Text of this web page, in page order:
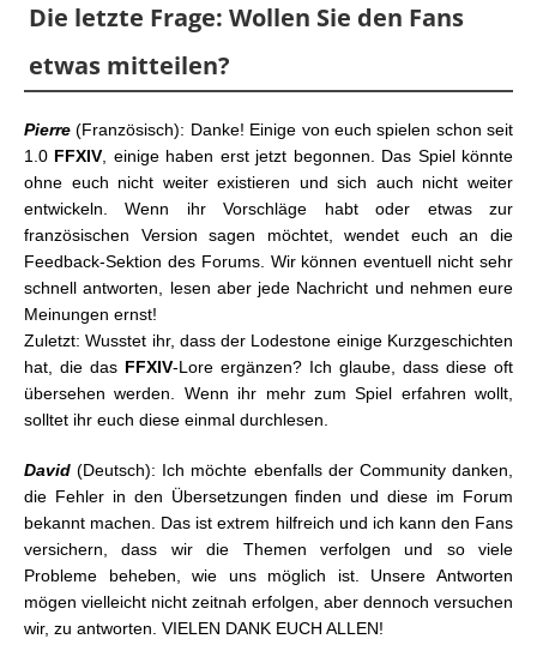
Die letzte Frage: Wollen Sie den Fans
etwas mitteilen?
Pierre(Französisch): Danke! Einige von euch spielen schon seit
1.0 FFXIV , einige haben erst jetzt begonnen. Das Spiel könnte
ohne euch nicht weiter existieren und sich auch nicht weiter
entwickeln. Wenn ihr Vorschläge habt oder etwas zur
französischen Version sagen möchtet, wendet euch an die
Feedback-Sektion des Forums. Wir können eventuell nicht sehr
schnell antworten, lesen aber jede Nachricht und nehmen eure
Meinungen ernst!
Zuletzt: Wusstet ihr, dass der Lodestone einige Kurzgeschichten
hat, die das FFXIV-Lore ergänzen? Ich glaube, dass diese oft
übersehen werden. Wenn ihr mehr zum Spiel erfahren wollt,
solltet ihr euch diese einmal durchlesen.
David (Deutsch): Ich möchte ebenfalls der Community danken,
die Fehler in den Übersetzungen finden und diese im Forum
bekannt machen. Das ist extrem hilfreich und ich kann den Fans
versichern, dass wir die Themen verfolgen und so viele
Probleme beheben, wie uns möglich ist. Unsere Antworten
mögen vielleicht nicht zeitnah erfolgen, aber dennoch versuchen
wir, zu antworten. VIELEN DANK EUCH ALLEN!